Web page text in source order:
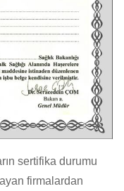
sertifika durumu
firmalardan